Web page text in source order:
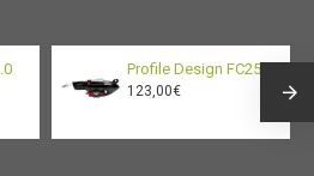
Profile Design FC25
123,00€